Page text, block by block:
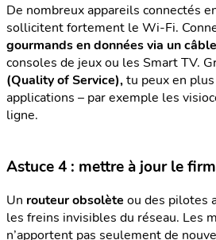
De nombreux appareils connectés
sollicitent fortement le Wi-Fi.
gourmands en données via un
consoles de jeux ou les Smart TV.
(Quality of Service),tu peux en
applications – par exemple les
ligne.
Astuce 4 : mettre à jour le
Un routeur obsolète ou des pilotes
les freins invisibles du réseau. Les
n’apportent pas seulement de